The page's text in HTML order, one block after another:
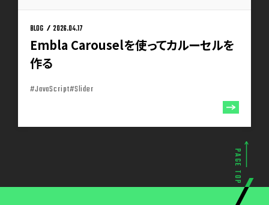
BLOG 2026.04.17
Embla Carouselを使ってカルーセルを
作る
#JavaScript#Slider
PAGE TOP